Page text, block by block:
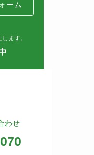
ーム
ます。
わせ